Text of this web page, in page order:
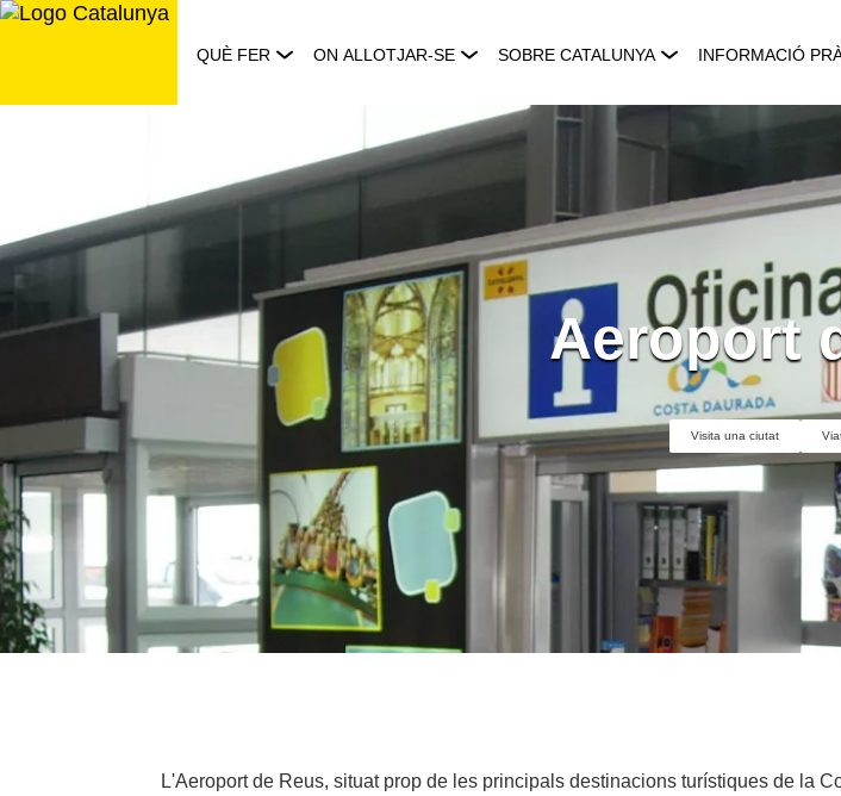
Saltar
QUÈ FER ON ALLOTJAR-SE SOBRE CATALUNYA INFORMACIÓ
Aeroport
Visita una ciutat
L'Aeroport de Reus, situat prop de les principals destinacions turístiques de la